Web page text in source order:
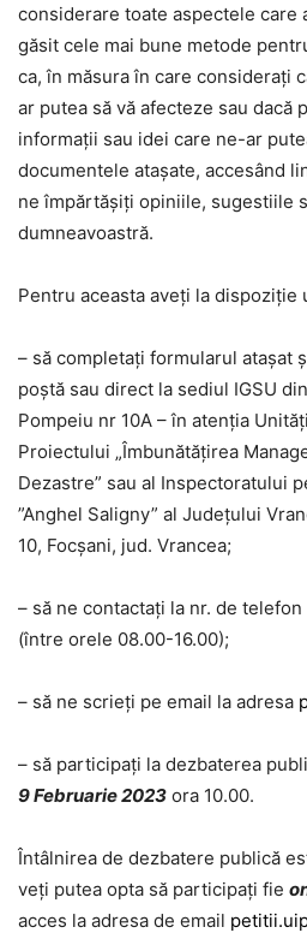
considerare toate aspectele care
găsit cele mai bune metode
ca, în măsura în care considerați
ar putea să vă afecteze sau dacă
informații sau idei care ne-ar
documentele atașate, accesând
ne împărtășiți opiniile, sugestiile
dumneavoastră.
Pentru aceasta aveți la
– să completați formularul atașat
poștă sau direct la sediul IGSU
Pompeiu nr 10A – în atenția
Proiectului „Îmbunătățirea
Dezastre” sau al Inspectoratului
”Anghel Saligny” al Județului
10, Focșani, jud. Vrancea;
– să ne contactați la nr. de
(între orele 08.00-16.00);
– să ne scrieți pe email la adresa
– să participați la dezbaterea
9 Februarie 2023 ora 10.00.
Întâlnirea de dezbatere publică
veți putea opta să participați fie
acces la adresa de email